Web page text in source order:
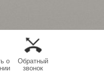
о
Обратный
звонок